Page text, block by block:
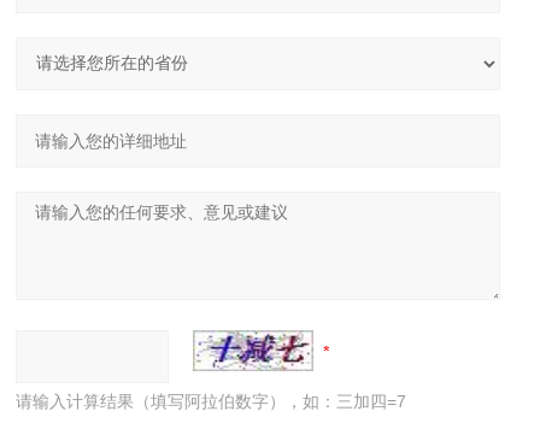
请输入计算结果（填写阿拉伯数字），如：三加四=7